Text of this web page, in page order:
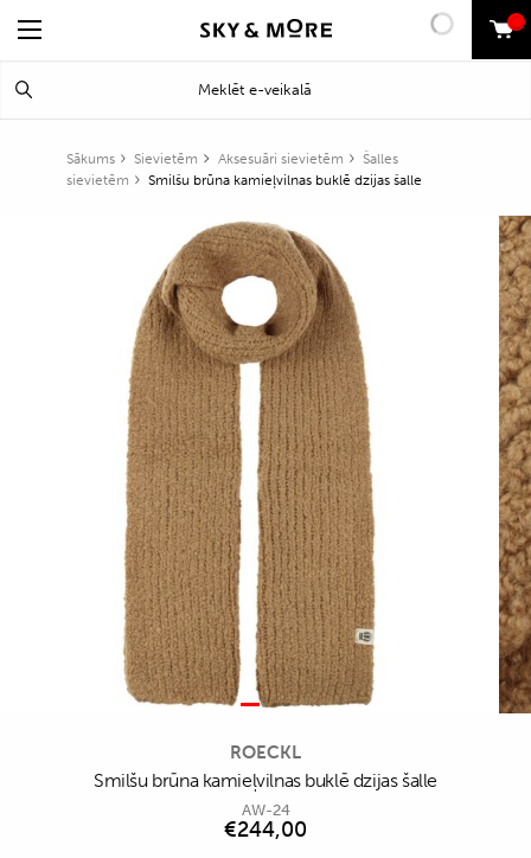
0
Sākums Sievietēm Aksesuāri sievietēm
Šalles
sievietēm
Smilšu brūna kamieļvilnas buklē dzijas šalle
ROECKL
Smilšu brūna kamieļvilnas buklē dzijas šalle
AW-24
€244,00